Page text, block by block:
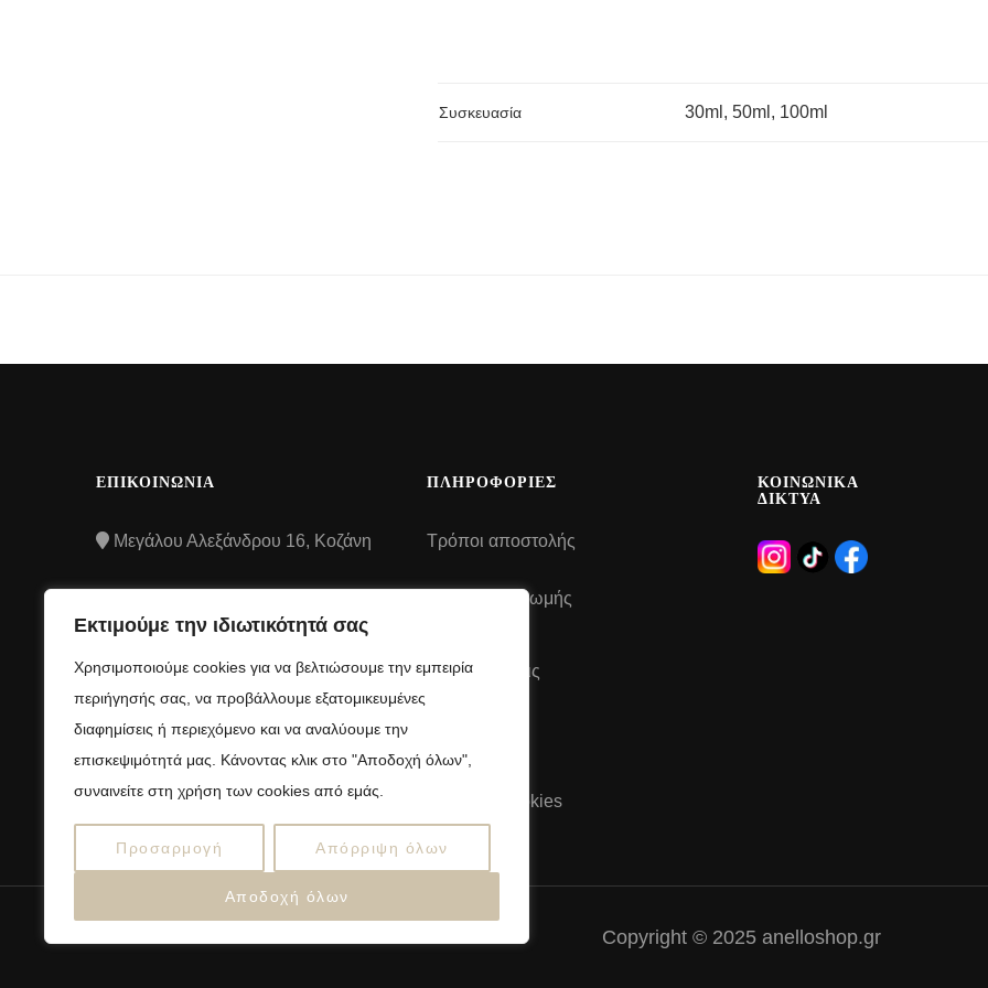
Εκτιμούμε την ιδιωτικότητά σας
Χρησιμοποιούμε cookies για να βελτιώσουμε την εμπειρία
περιήγησής σας, να προβάλλουμε εξατομικευμένες
διαφημίσεις ή περιεχόμενο και να αναλύουμε την
επισκεψιμότητά μας. Κάνοντας κλικ στο "Αποδοχή όλων",
συναινείτε στη χρήση των cookies από εμάς.
Προσαρμογή Απόρριψη όλων
Αποδοχή όλων
Συσκευασία 30ml, 50ml, 100ml
ΕΠΙΚΟΙΝΩΝΙΑ
Μεγάλου Αλεξάνδρου 16, Κοζάνη
info@anelloshop.gr
ΠΛΗΡΟΦΟΡΙΕΣ
Τρόποι αποστολής
Τρόποι πληρωμής
προϋποθέσεις
Πολιτική Cookies
ΚΟΙΝΩΝΙΚΑ
ΔΙΚΤΥΑ
Copyright © 2025 anelloshop.gr